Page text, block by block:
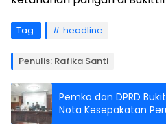
Tag: headline
Penulis: Rafika Santi
Pemko dan DPRD
Nota Kesepakatan
2025 dan RPJMD